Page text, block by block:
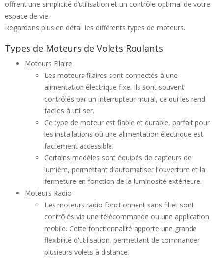
offrent une simplicité d’utilisation et un contrôle optimal de votre
espace de vie.
Regardons plus en détail les différents types de moteurs.
Types de Moteurs de Volets Roulants
Moteurs Filaire
Les moteurs filaires sont connectés à une
alimentation électrique fixe. Ils sont souvent
contrôlés par un interrupteur mural, ce qui les rend
faciles à utiliser.
Ce type de moteur est fiable et durable, parfait pour
les installations où une alimentation électrique est
facilement accessible.
Certains modèles sont équipés de capteurs de
lumière, permettant d'automatiser l'ouverture et la
fermeture en fonction de la luminosité extérieure.
Moteurs Radio
Les moteurs radio fonctionnent sans fil et sont
contrôlés via une télécommande ou une application
mobile. Cette fonctionnalité apporte une grande
flexibilité d'utilisation, permettant de commander
plusieurs volets à distance.